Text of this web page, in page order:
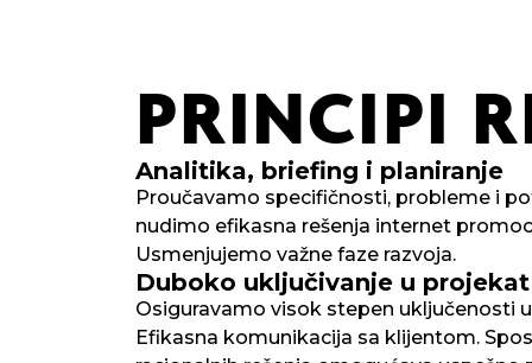
PRINCIPI
Analitika, briefing i planiranje
Proučavamo specifičnosti, probleme i
nudimo efikasna rešenja internet
Usmenjujemo važne faze razvoja.
Duboko uključivanje u projekat
Osiguravamo visok stepen uključenosti
Efikasna komunikacija sa klijentom.